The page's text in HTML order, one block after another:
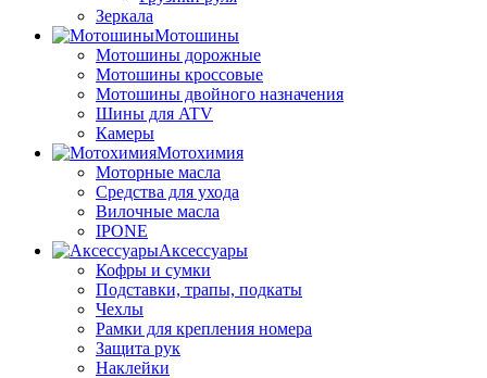
Зеркала
Мотошины
Мотошины дорожные
Мотошины кроссовые
Мотошины двойного назначения
Шины для ATV
Камеры
Мотохимия
Моторные масла
Средства для ухода
Вилочные масла
IPONE
Аксессуары
Кофры и сумки
Подставки, трапы, подкаты
Чехлы
Рамки для крепления номера
Защита рук
Наклейки